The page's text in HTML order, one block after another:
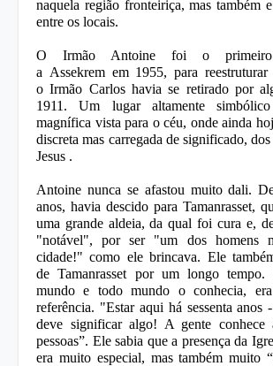
naquela região fronteiriça, mas também
entre os locais.
O Irmão Antoine foi o primeiro
a Assekremem 1955, para reestruturar
oIrmão Carloshavia se retirado por
1911. Um lugar altamente
magnífica vista para o céu, onde ainda
discreta mas carregada de significado,
Jesus .
Antoine nunca se afastou muito dali.
anos, havia descido para Tamanrasset,
uma grande aldeia, da qual foi cura e,
"notável", por ser "um dos homens
cidade!" como ele brincava. Ele
deTamanrasset por um longo tempo.
mundo e todo mundo o conhecia,
referência. "Estar aqui há sessenta anos
deve significar algo! A gente
pessoas”. Ele sabia que a presença da
era muito especial, mas também muito “